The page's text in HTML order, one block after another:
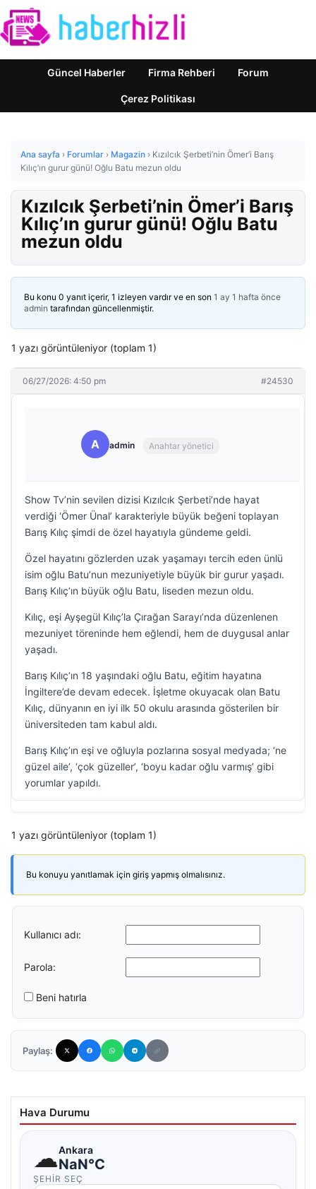
Güncel Haberler Firma Rehberi Forum
Çerez Politikası
Ana sayfa › Forumlar › Magazin › Kızılcık Şerbeti’nin Ömer’i Barış
Kılıç’ın gurur günü! Oğlu Batu mezun oldu
Kızılcık Şerbeti’nin Ömer’i Barış
Kılıç’ın gurur günü! Oğlu Batu
mezun oldu
Bu konu 0 yanıt içerir, 1 izleyen vardır ve en son 1 ay 1 hafta önce
admin tarafından güncellenmiştir.
1 yazı görüntüleniyor (toplam 1)
06/27/2026: 4:50 pm #24530
A admin Anahtar yönetici
Show Tv’nin sevilen dizisi Kızılcık Şerbeti’nde hayat
verdiği ‘Ömer Ünal’ karakteriyle büyük beğeni toplayan
Barış Kılıç şimdi de özel hayatıyla gündeme geldi.
Özel hayatını gözlerden uzak yaşamayı tercih eden ünlü
isim oğlu Batu’nun mezuniyetiyle büyük bir gurur yaşadı.
Barış Kılıç’ın büyük oğlu Batu, liseden mezun oldu.
Kılıç, eşi Ayşegül Kılıç’la Çırağan Sarayı’nda düzenlenen
mezuniyet töreninde hem eğlendi, hem de duygusal anlar
yaşadı.
Barış Kılıç’ın 18 yaşındaki oğlu Batu, eğitim hayatına
İngiltere’de devam edecek. İşletme okuyacak olan Batu
Kılıç, dünyanın en iyi ilk 50 okulu arasında gösterilen bir
üniversiteden tam kabul aldı.
Barış Kılıç’ın eşi ve oğluyla pozlarına sosyal medyada; ‘ne
güzel aile’, ‘çok güzeller’, ‘boyu kadar oğlu varmış’ gibi
yorumlar yapıldı.
1 yazı görüntüleniyor (toplam 1)
Bu konuyu yanıtlamak için giriş yapmış olmalısınız.
Kullanıcı adı:
Parola:
Beni hatırla
Paylaş:
Hava Durumu
☁Ankara
NaN°C
ŞEHIR SEÇ